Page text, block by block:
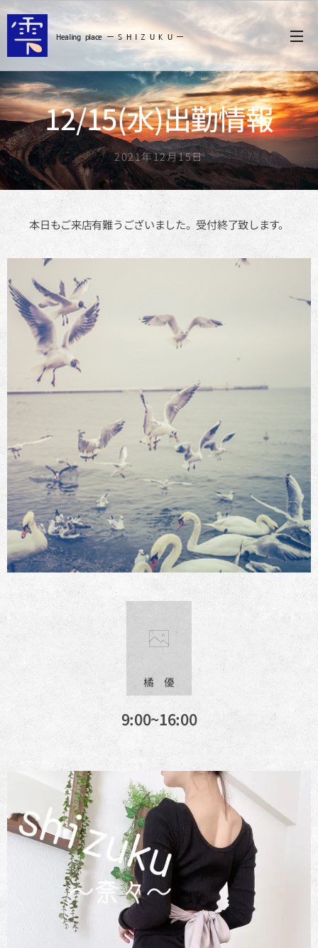
Healingplace ー S H I Z U K U ー
12/15(水)出勤情報
2021年12月15日
本日もご来店有難うございました。受付終了致します。
橘 優
9:00~16:00